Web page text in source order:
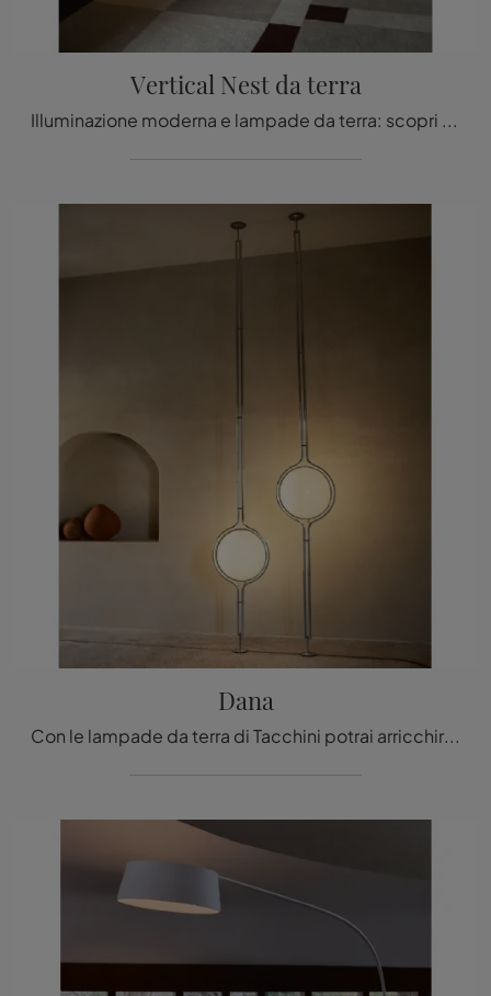
Vertical Nest da terra
Illuminazione moderna e lampade da terra: scopri di più sulla lampada Vertical Nest da terra in policarbonato che ti proponiamo.
Dana
Con le lampade da terra di Tacchini potrai arricchire i tuoi interni: clicca e scopri l'Illuminazione design Dana!